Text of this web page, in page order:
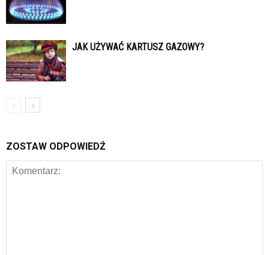
JAK UŻYWAĆ KARTUSZ GAZOWY?
ZOSTAW ODPOWIEDŹ